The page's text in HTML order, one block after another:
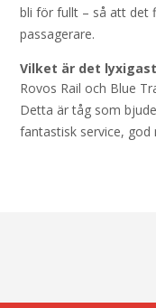
bli för fullt – så att det
passagerare.
Vilket är det
Rovos Rail och Blue
Detta är tåg som
fantastisk service, god